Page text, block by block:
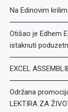
Na Edinovim
Otišao je Edhem
istaknuti
EXCEL
Održana
LEKTIRA ZA